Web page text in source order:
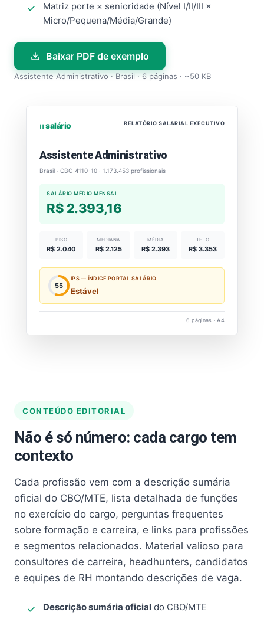
Matriz porte × senioridade (Nível I/II/III ×
Micro/Pequena/Média/Grande)
Baixar PDF de exemplo
Assistente Administrativo · Brasil · 6 páginas · ~50 KB
⏐⏐⏐ salário RELATÓRIO SALARIAL EXECUTIVO
Assistente Administrativo
Brasil · CBO 4110-10 · 1.173.453 profissionais
SALÁRIO MÉDIO MENSAL
R$ 2.393,16
PISO
R$ 2.040
MEDIANA
R$ 2.125
MÉDIA
R$ 2.393
TETO
R$ 3.353
55
IPS — ÍNDICE PORTAL SALÁRIO
Estável
6 páginas · A4
CONTEÚDO EDITORIAL
Não é só número: cada cargo tem
contexto
Cada profissão vem com a descrição sumária
oficial do CBO/MTE, lista detalhada de funções
no exercício do cargo, perguntas frequentes
sobre formação e carreira, e links para profissões
e segmentos relacionados. Material valioso para
consultores de carreira, headhunters, candidatos
e equipes de RH montando descrições de vaga.
Descrição sumária oficial do CBO/MTE